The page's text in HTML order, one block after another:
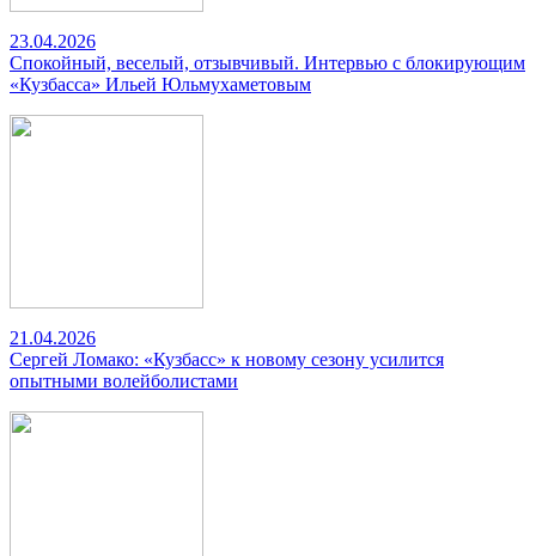
23.04.2026
Спокойный, веселый, отзывчивый. Интервью с блокирующим
«Кузбасса» Ильей Юльмухаметовым
21.04.2026
Сергей Ломако: «Кузбасс» к новому сезону усилится
опытными волейболистами